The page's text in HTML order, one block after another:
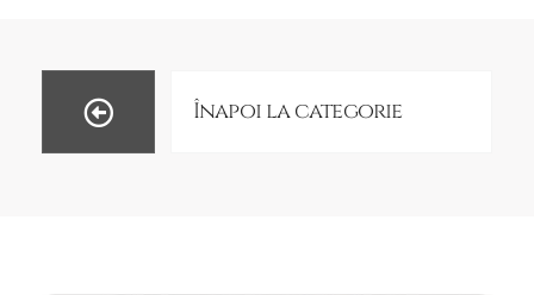
Înapoi la categorie